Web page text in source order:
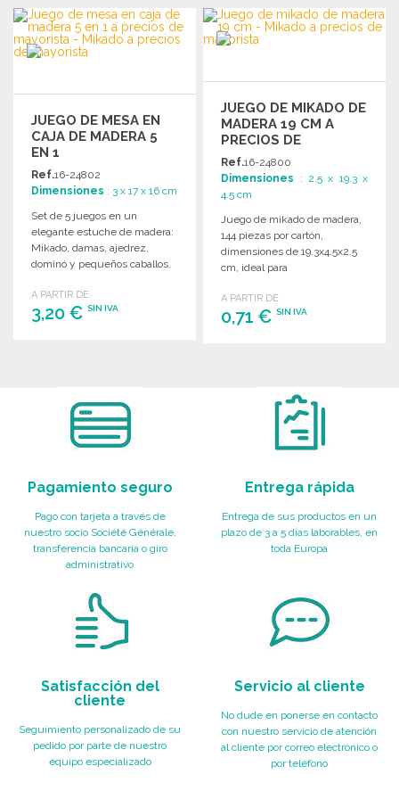
Solicitar un presupuesto
PEDIR
Solicitar un presupuesto
JUEGO DE MESA EN
CAJA DE MADERA 5
EN 1
Ref.16-24802
Dimensiones : 3 x 17 x 16 cm
Set de 5 juegos en un
elegante estuche de madera:
Mikado, damas, ajedrez,
dominó y pequeños caballos.
A PARTIR DE
3,20 € SIN IVA
JUEGO DE MIKADO DE
MADERA 19 CM A
PRECIOS DE
MAYORISTA
Ref.16-24800
Dimensiones : 2.5 x 19.3 x
4.5 cm
Juego de mikado de madera,
144 piezas por cartón,
dimensiones de 19.3x4.5x2.5
cm, ideal para
A PARTIR DE
0,71 €SIN IVA
Pagamiento seguro
Pago con tarjeta a través de
nuestro socio Société Générale,
transferencia bancaria o giro
administrativo
Entrega rápida
Entrega de sus productos en un
plazo de 3 a 5 días laborables, en
toda Europa
Satisfacción del
cliente
Seguimiento personalizado de su
pedido por parte de nuestro
equipo especializado
Servicio al cliente
No dude en ponerse en contacto
con nuestro servicio de atención
al cliente por correo electrónico o
por teléfono